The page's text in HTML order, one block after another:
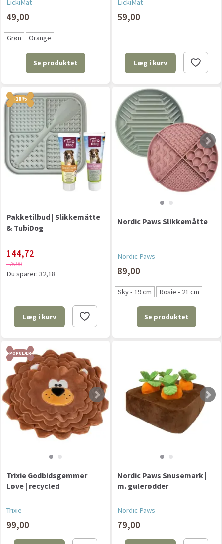
LickiMat
49,00
Grøn Orange
Se produktet
LickiMat
59,00
Læg i kurv
-18%
Pakketilbud | Slikkemåtte
& TubiDog
144,72
176,90
Du sparer: 32,18
Læg i kurv
Nordic Paws Slikkemåtte
Nordic Paws
89,00
Sky - 19 cm Rosie - 21 cm
Se produktet
POPULÆR
Trixie Godbidsgemmer
Løve | recycled
Trixie
99,00
Nordic Paws Snusemark |
m. gulerødder
Nordic Paws
79,00